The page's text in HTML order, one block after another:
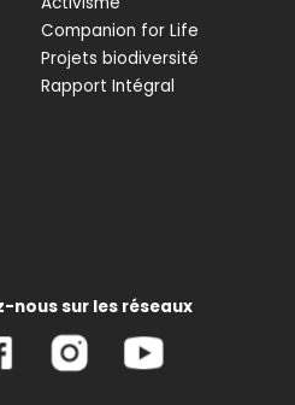
Companion for Life
Projets biodiversité
Rapport Intégral
nous sur les réseaux